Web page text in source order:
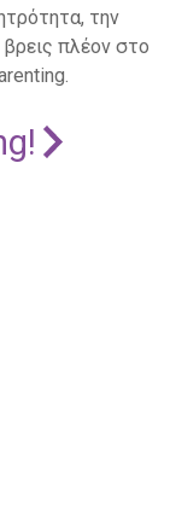
την
βρεις πλέον στο